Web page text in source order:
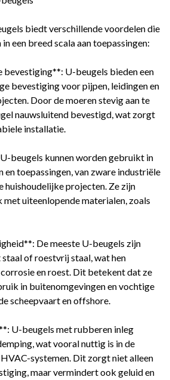
biedt verschillende voordelen die
een breed scala aan toepassingen:
bevestiging**: U-beugels bieden een
bevestiging voor pijpen, leidingen en
Door de moeren stevig aan te
nauwsluitend bevestigd, wat zorgt
installatie.
beugels kunnen worden gebruikt in
en toepassingen, van zware industriële
projecten. Ze zijn
uiteenlopende materialen, zoals
De meeste U-beugels zijn
of roestvrij staal, wat hen
en roest. Dit betekent dat ze
in buitenomgevingen en vochtige
scheepvaart en offshore.
U-beugels met rubberen inleg
wat vooral nuttig is in de
systemen. Dit zorgt niet alleen
maar vermindert ook geluid en